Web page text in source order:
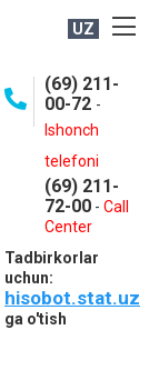
UZ
(69) 211-
00-72 -
Ishonch
telefoni
(69) 211-
72-00 - Call
Center
Tadbirkorlar
uchun:
hisobot.stat.uz
ga o'tish